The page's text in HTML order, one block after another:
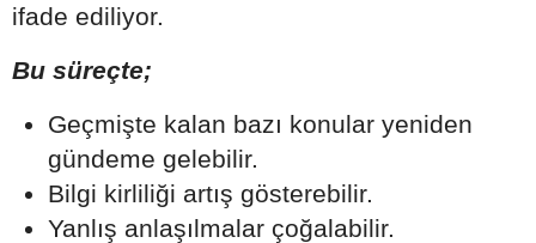
ifade ediliyor.
Bu süreçte;
Geçmişte kalan bazı konular yeniden
gündeme gelebilir.
Bilgi kirliliği artış gösterebilir.
Yanlış anlaşılmalar çoğalabilir.